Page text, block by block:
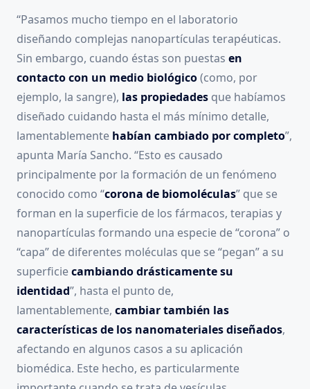
“Pasamos mucho tiempo en el laboratorio
diseñando complejas nanopartículas terapéuticas.
Sin embargo, cuando éstas son puestas en
contacto con un medio biológico(como, por
ejemplo, la sangre), las propiedades que habíamos
diseñado cuidando hasta el más mínimo detalle,
lamentablemente habían cambiado por completo”,
apunta María Sancho. “Esto es causado
principalmente por la formación de un fenómeno
conocido como “corona de biomoléculas” que se
forman en la superficie de los fármacos, terapias y
nanopartículas formando una especie de “corona” o
“capa” de diferentes moléculas que se “pegan” a su
superficiecambiando drásticamente su
identidad”, hasta el punto de,
lamentablemente, cambiar también las
características de los nanomateriales diseñados,
afectando en algunos casos a su aplicación
biomédica. Este hecho, es particularmente